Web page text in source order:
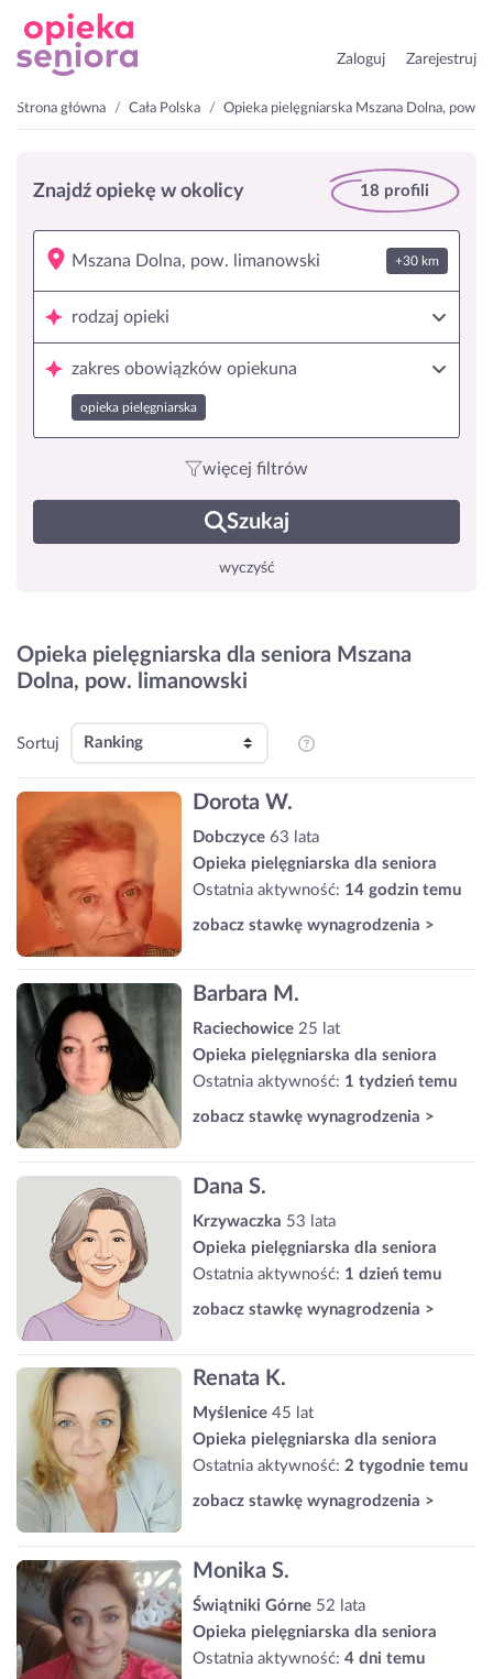
Zaloguj Zarejestruj
Strona główna Cała Polska Opieka pielęgniarska Mszana Dolna, pow.
Znajdź opiekę w okolicy 18 profili
+30 km
rodzaj opieki
zakres obowiązków opiekuna
opieka pielęgniarska
więcej filtrów
Szukaj
wyczyść
Opieka pielęgniarska dla seniora Mszana
Dolna, pow. limanowski
Sortuj
Dorota W.
Dobczyce 63 lata
Opieka pielęgniarska dla seniora
Ostatnia aktywność: 14 godzin temu
zobacz stawkę wynagrodzenia >
Barbara M.
Raciechowice 25 lat
Opieka pielęgniarska dla seniora
Ostatnia aktywność: 1 tydzień temu
zobacz stawkę wynagrodzenia >
Dana S.
Krzywaczka 53 lata
Opieka pielęgniarska dla seniora
Ostatnia aktywność: 1 dzień temu
zobacz stawkę wynagrodzenia >
Renata K.
Myślenice 45 lat
Opieka pielęgniarska dla seniora
Ostatnia aktywność: 2 tygodnie temu
zobacz stawkę wynagrodzenia >
Monika S.
Świątniki Górne 52 lata
Opieka pielęgniarska dla seniora
Ostatnia aktywność: 4 dni temu